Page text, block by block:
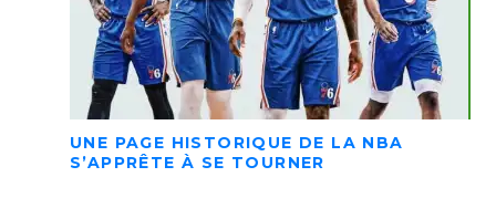
UNE PAGE HISTORIQUE DE LA NBA
S’APPRÊTE À SE TOURNER